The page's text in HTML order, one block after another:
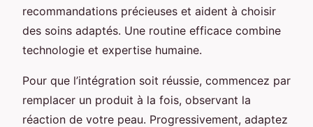
recommandations précieuses et aident à choisir
des soins adaptés. Une routine efficace combine
technologie et expertise humaine.
Pour que l’intégration soit réussie, commencez par
remplacer un produit à la fois, observant la
réaction de votre peau. Progressivement, adaptez